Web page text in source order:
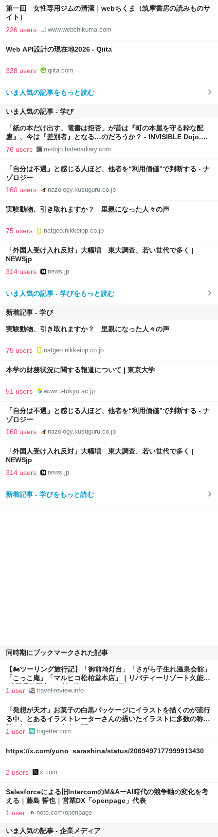
第一回 女性専用ジムの清潔｜webちくま（筑摩書房の読みものサ
イト）
226 users www.webchikuma.com
Web API設計の現在地2026 - Qiita
328 users qiita.com
いま人気の記事をもっと読む
いま人気の記事 - 学び
「紙の本だけ出す、電書は拒否」が昔は『町の本屋を守る粋な配
慮』、今は『差別者』となる…のだろうか？ - INVISIBLE Dojo.
ーQUIET & COLORFUL PLACE-
76 users m-dojo.hatenadiary.com
「自分は不遇」と感じる人ほど、他者を“利用価値”で判断する - ナ
ゾロジー
160 users nazology.kusuguru.co.jp
実験動物、引き取れますか？ 里親になった人々の声
75 users natgeo.nikkeibp.co.jp
「外国人受け入れ反対」大幅増 東大調査、若い世代で多く |
NEWSjp
314 users news.jp
いま人気の記事 - 学びをもっと読む
新着記事 - 学び
実験動物、引き取れますか？ 里親になった人々の声
75 users natgeo.nikkeibp.co.jp
本学の財務状況に関する報道について | 東京大学
51 users www.u-tokyo.ac.jp
「自分は不遇」と感じる人ほど、他者を“利用価値”で判断する - ナ
ゾロジー
160 users nazology.kusuguru.co.jp
「外国人受け入れ反対」大幅増 東大調査、若い世代で多く |
NEWSjp
314 users news.jp
新着記事 - 学びをもっと読む
同時期にブックマークされた記事
【🏍️ツーリング旅行記】「御前埼灯台」「さがら子生れ温泉会館」
「こっこ庵」「マルヒコ松柏堂本店」｜リバティーリゾート久能山
(静岡県静岡市)へ1泊2日ツーリング1日目
1 user travel-review.info
「発想が天才」お菓子の白黒パッケージにイラストを描くのが流行
る中、とあるイラストレーターさんの描いたイラストに多数の称
賛、何故かとある音楽も聞こえてくるような
1 user togetter.com
https://x.com/yuno_sarashina/status/2069497177999913430
2 users x.com
Salesforceによる旧IntercomのM&AーAI時代の競争軸の変化を考
える｜藤島 誓也｜営業DX「openpage」代表
1 user note.com/openpage
いま人気の記事 - 企業メディア